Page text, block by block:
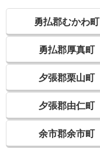
勇払郡むかわ町
勇払郡厚真町
夕張郡栗山町
夕張郡由仁町
余市郡余市町